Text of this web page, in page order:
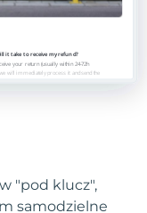
"pod klucz",
samodzielne